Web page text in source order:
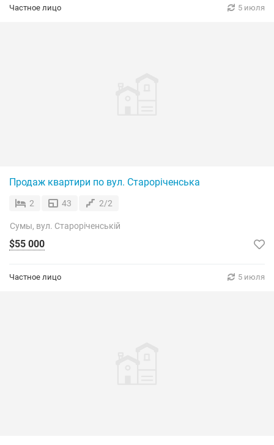
Частное лицо 5 июля
Продаж квартири по вул. Староріченська
2 43 2/2
Сумы, вул. Староріченській
$55 000
Частное лицо 5 июля